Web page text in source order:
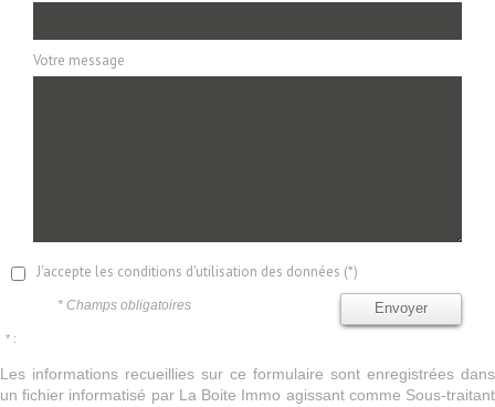
Votre message
J'accepte les conditions d'utilisation des données (*)
Envoyer
* Champs obligatoires
* :
Les informations recueillies sur ce formulaire sont enregistrées dans
un fichier informatisé par La Boite Immo agissant comme Sous-traitant